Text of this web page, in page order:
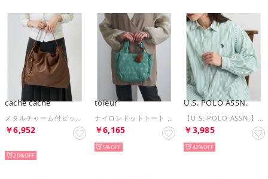
cache cache
￥6,952
20%
toleur
￥6,165
5%
U.S. POLO ASSN.
￥3,985
42%